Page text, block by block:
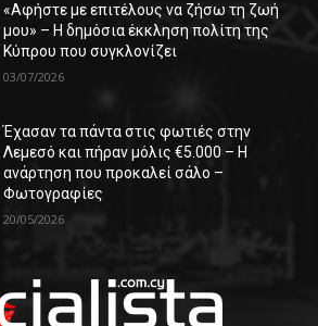
«Αφήστε με επιτέλους να ζήσω τη ζωή
μου» – Η δημόσια έκκληση πολίτη της
Κύπρου που συγκλονίζει
03/07/2026
Έχασαν τα πάντα στις φωτιές στην
Λεμεσό και πήραν μόλις €5.000 – Η
ανάρτηση που προκαλεί σάλο –
Φωτογραφίες
20/05/2026